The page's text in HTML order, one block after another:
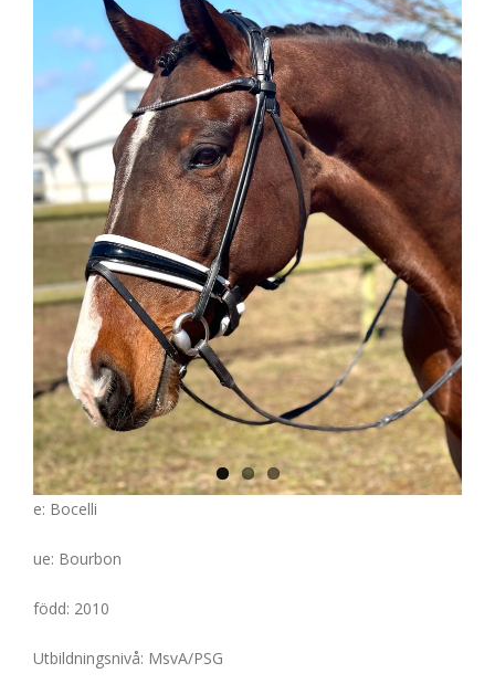
e: Bocelli
ue: Bourbon
född: 2010
Utbildningsnivå: MsvA/PSG